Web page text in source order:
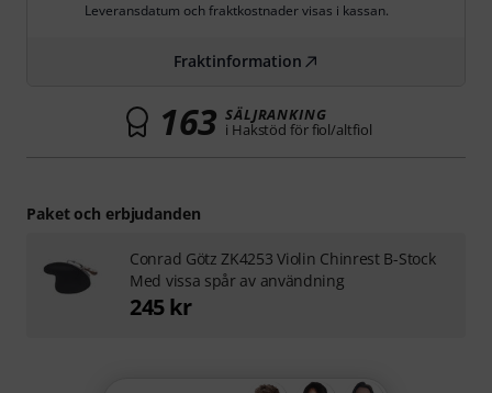
Leveransdatum och fraktkostnader visas i kassan.
Fraktinformation
163 SÄLJRANKING
i Hakstöd för fiol/altfiol
Paket och erbjudanden
Conrad Götz ZK4253 Violin Chinrest B-Stock
Med vissa spår av användning
245 kr